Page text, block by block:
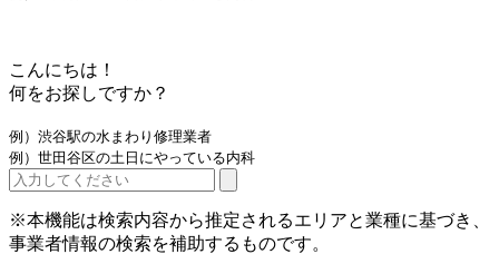
こんにちは！
何をお探しですか？
例）渋谷駅の水まわり修理業者
例）世田谷区の土日にやっている内科
※本機能は検索内容から推定されるエリアと業種に基づき、
事業者情報の検索を補助するものです。